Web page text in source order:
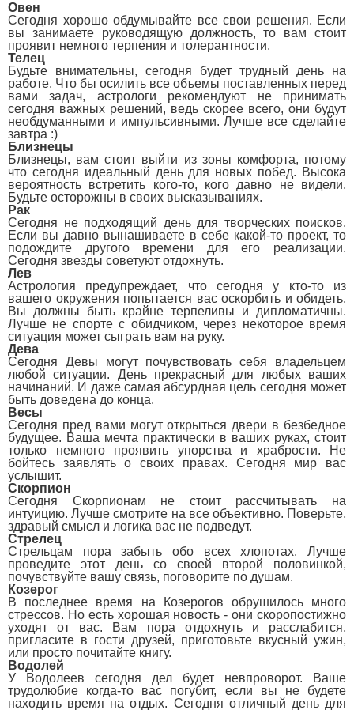
Овен
Сегодня хорошо обдумывайте все свои решения. Если
вы занимаете руководящую должность, то вам стоит
проявит немного терпения и толерантности.
Телец
Будьте внимательны, сегодня будет трудный день на
работе. Что бы осилить все объемы поставленных перед
вами задач, астрологи рекомендуют не принимать
сегодня важных решений, ведь скорее всего, они будут
необдуманными и импульсивными. Лучше все сделайте
завтра :)
Близнецы
Близнецы, вам стоит выйти из зоны комфорта, потому
что сегодня идеальный день для новых побед. Высока
вероятность встретить кого-то, кого давно не видели.
Будьте осторожны в своих высказываниях.
Рак
Сегодня не подходящий день для творческих поисков.
Если вы давно вынашиваете в себе какой-то проект, то
подождите другого времени для его реализации.
Сегодня звезды советуют отдохнуть.
Лев
Астрология предупреждает, что сегодня у кто-то из
вашего окружения попытается вас оскорбить и обидеть.
Вы должны быть крайне терпеливы и дипломатичны.
Лучше не спорте с обидчиком, через некоторое время
ситуация может сыграть вам на руку.
Дева
Сегодня Девы могут почувствовать себя владельцем
любой ситуации. День прекрасный для любых ваших
начинаний. И даже самая абсурдная цель сегодня может
быть доведена до конца.
Весы
Сегодня пред вами могут открыться двери в безбедное
будущее. Ваша мечта практически в ваших руках, стоит
только немного проявить упорства и храбрости. Не
бойтесь заявлять о своих правах. Сегодня мир вас
услышит.
Скорпион
Сегодня Скорпионам не стоит рассчитывать на
интуицию. Лучше смотрите на все объективно. Поверьте,
здравый смысл и логика вас не подведут.
Стрелец
Стрельцам пора забыть обо всех хлопотах. Лучше
проведите этот день со своей второй половинкой,
почувствуйте вашу связь, поговорите по душам.
Козерог
В последнее время на Козерогов обрушилось много
стрессов. Но есть хорошая новость - они скоропостижно
уходят от вас. Вам пора отдохнуть и расслабится,
пригласите в гости друзей, приготовьте вкусный ужин,
или просто почитайте книгу.
Водолей
У Водолеев сегодня дел будет невпроворот. Ваше
трудолюбие когда-то вас погубит, если вы не будете
находить время на отдых. Сегодня отличный день для